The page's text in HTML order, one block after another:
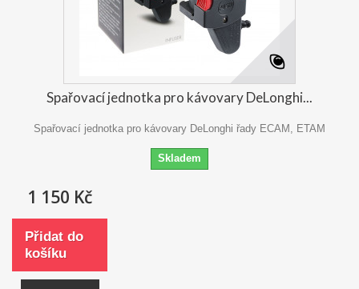
Spařovací jednotka pro kávovary DeLonghi...
Spařovací jednotka pro kávovary DeLonghi řady ECAM, ETAM
Skladem
1 150 Kč
Přidat do
košíku